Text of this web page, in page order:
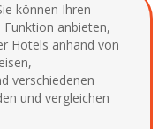
können Ihren
anbieten,
Hotels anhand von
verschiedenen
und vergleichen